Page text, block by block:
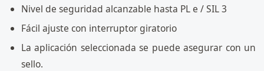
Nivel de seguridad alcanzable hasta PL e / SIL 3
Fácil ajuste con interruptor giratorio
La aplicación seleccionada se puede asegurar con un
sello.